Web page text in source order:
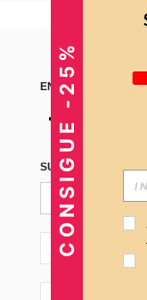
ENCUÉNTRANOS
SUSCRÍBETE PARA
CO + 57
CONSIGUE -25%